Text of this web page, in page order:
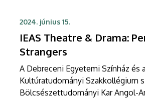
2024. június 15.
IEAS Theatre & Drama:
Strangers
A Debreceni Egyetemi Színház és
Kultúratudományi Szakkollégium
Bölcsészettudományi Kar Angol-